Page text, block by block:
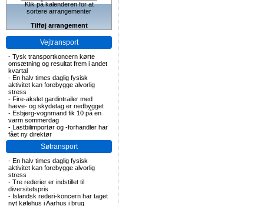
Klik på kalenderen for at
sortere arrangementer
Tilføj arrangement
Vejtransport
- Tysk transportkoncern kørte
omsætning og resultat frem i andet
kvartal
- En halv times daglig fysisk
aktivitet kan forebygge alvorlig
stress
- Fire-akslet gardintrailer med
hæve- og skydetag er nedbygget
- Esbjerg-vognmand fik 10 på en
varm sommerdag
- Lastbilimportør og -forhandler har
fået ny direktør
Søtransport
- En halv times daglig fysisk
aktivitet kan forebygge alvorlig
stress
- Tre rederier er indstillet til
diversitetspris
- Islandsk rederi-koncern har taget
nyt kølehus i Aarhus i brug